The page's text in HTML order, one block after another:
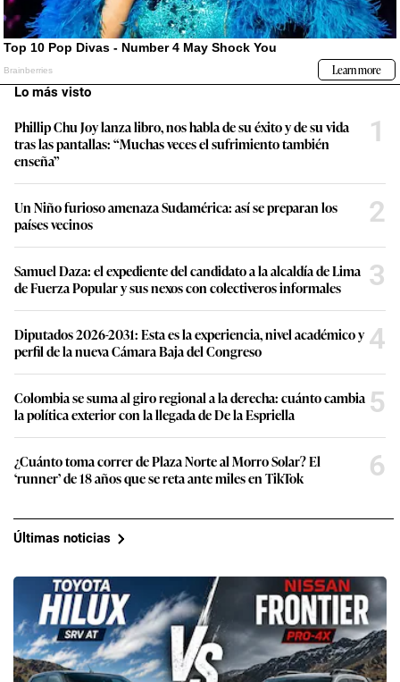
Lo más visto
Phillip Chu Joy lanza libro, nos habla de su éxito y de su vida
tras las pantallas: “Muchas veces el sufrimiento también
enseña”
1
Un Niño furioso amenaza Sudamérica: así se preparan los
países vecinos
2
Samuel Daza: el expediente del candidato a la alcaldía de Lima
de Fuerza Popular y sus nexos con colectiveros informales
3
Diputados 2026-2031: Esta es la experiencia, nivel académico y
perfil de la nueva Cámara Baja del Congreso
4
Colombia se suma al giro regional a la derecha: cuánto cambia
la política exterior con la llegada de De la Espriella
5
¿Cuánto toma correr de Plaza Norte al Morro Solar? El
‘runner’ de 18 años que se reta ante miles en TikTok
6
Últimas noticias